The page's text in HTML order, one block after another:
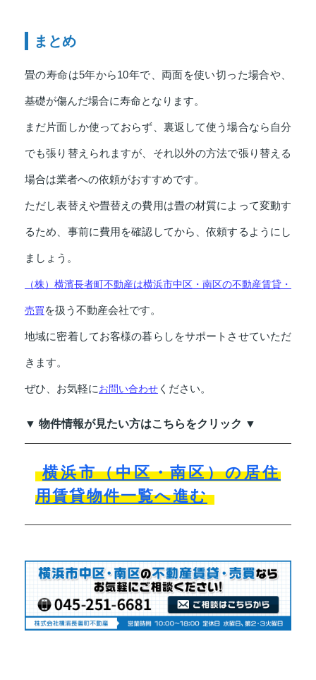
まとめ
畳の寿命は5年から10年で、両面を使い切った場合や、
基礎が傷んだ場合に寿命となります。
まだ片面しか使っておらず、裏返して使う場合なら自分
でも張り替えられますが、それ以外の方法で張り替える
場合は業者への依頼がおすすめです。
ただし表替えや畳替えの費用は畳の材質によって変動す
るため、事前に費用を確認してから、依頼するようにし
ましょう。
（株）横濱長者町不動産は横浜市中区・南区の不動産賃貸・
売買を扱う不動産会社です。
地域に密着してお客様の暮らしをサポートさせていただ
きます。
ぜひ、お気軽にお問い合わせ ください。
▼ 物件情報が見たい方はこちらをクリック ▼
横浜市（中区・南区）の居住
用賃貸物件一覧へ進む